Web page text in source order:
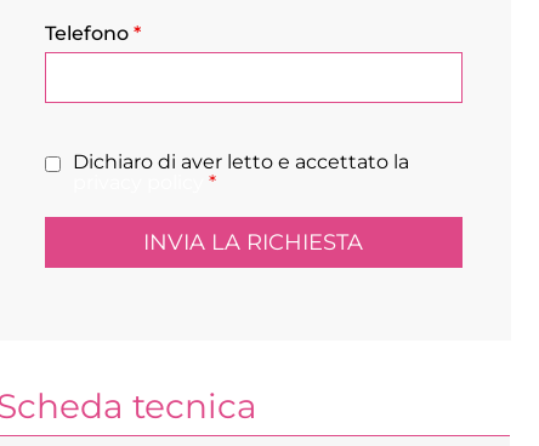
Telefono*
Dichiaro di aver letto e accettato la
*
tecnica